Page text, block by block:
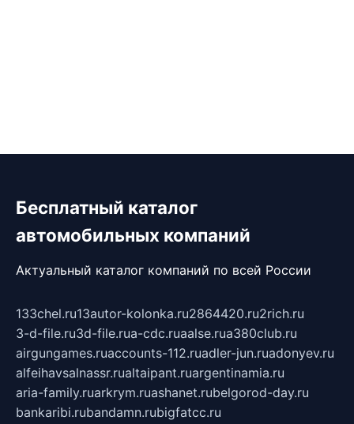
Бесплатный каталог
автомобильных компаний
Актуальный каталог компаний по всей России
133chel.ru13autor-kolonka.ru2864420.ru2rich.ru
3-d-file.ru3d-file.rua-cdc.ruaalse.rua380club.ru
airgungames.ruaccounts-112.ruadler-jun.ruadonyev.ru
alfeihavsalnassr.rualtaipant.ruargentinamia.ru
aria-family.ruarkrym.ruashanet.rubelgorod-day.ru
bankaribi.rubandamn.rubigfatcc.ru